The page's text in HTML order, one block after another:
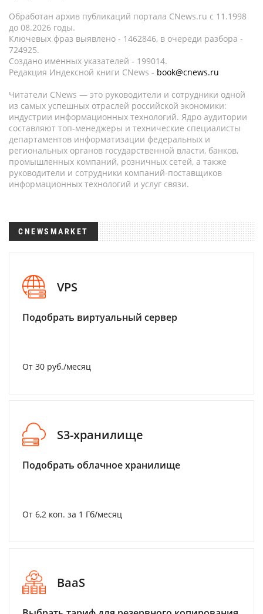
Обработан архив публикаций портала CNews.ru c 11.1998
до 08.2026 годы.
Ключевых фраз выявлено - 1462846, в очереди разбора -
724925.
Создано именных указателей - 199014.
Редакция Индексной книги CNews - book@cnews.ru
Читатели CNews — это руководители и сотрудники одной
из самых успешных отраслей российской экономики:
индустрии информационных технологий. Ядро аудитории
составляют топ-менеджеры и технические специалисты
департаментов информатизации федеральных и
региональных органов государственной власти, банков,
промышленных компаний, розничных сетей, а также
руководители и сотрудники компаний-поставщиков
информационных технологий и услуг связи.
CNEWSMARKET
VPS
Подобрать виртуальный сервер
От 30 руб./месяц
S3-хранилище
Подобрать облачное хранилище
От 6,2 коп. за 1 Гб/месяц
BaaS